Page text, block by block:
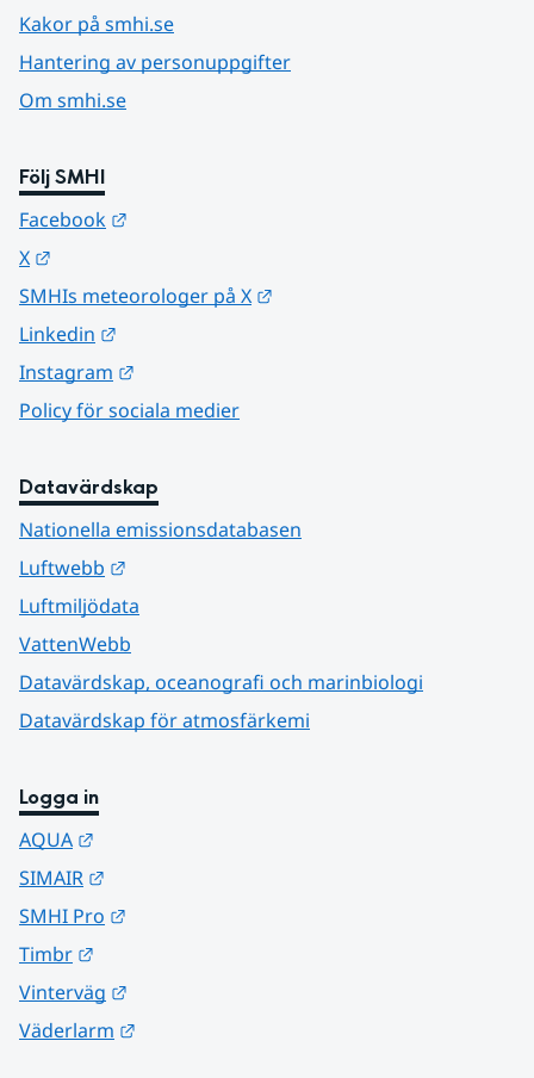
Kakor på smhi.se
Hantering av personuppgifter
Om smhi.se
Följ SMHI
Facebook
X
SMHIs meteorologer på X
Linkedin
Instagram
Policy för sociala medier
Datavärdskap
Nationella emissionsdatabasen
Luftwebb
Luftmiljödata
VattenWebb
Datavärdskap, oceanografi och marinbiologi
Datavärdskap för atmosfärkemi
Logga in
AQUA
SIMAIR
SMHI Pro
Timbr
Vinterväg
Väderlarm